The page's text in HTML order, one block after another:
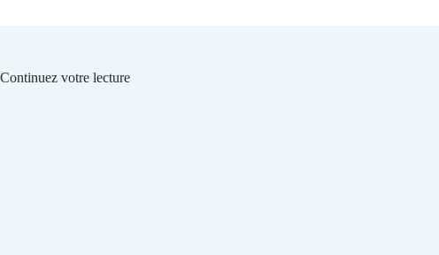
Continuez votre lecture